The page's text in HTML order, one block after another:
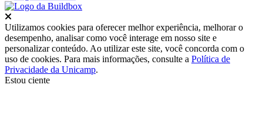
Utilizamos cookies para oferecer melhor experiência, melhorar o
desempenho, analisar como você interage em nosso site e
personalizar conteúdo. Ao utilizar este site, você concorda com o
uso de cookies. Para mais informações, consulte a Política de
Privacidade da Unicamp.
Estou ciente